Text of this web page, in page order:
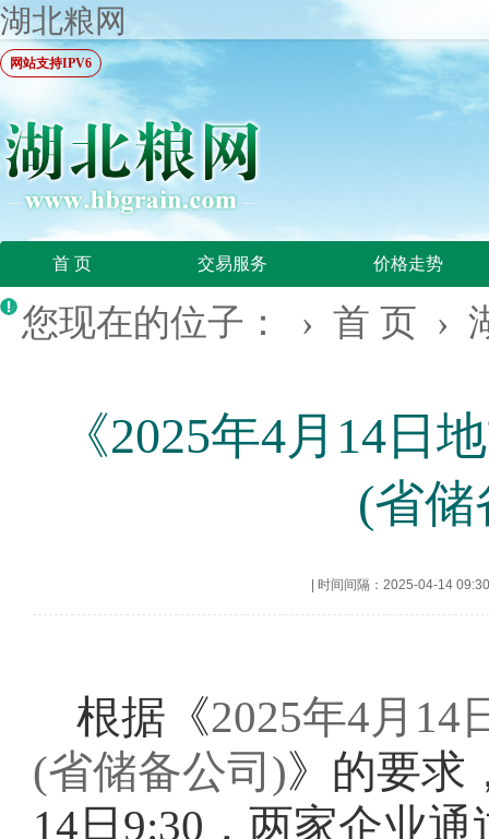
湖北粮网
网站支持IPV6
首 页 交易服务 价格走势
您现在的位子： › 首 页 ›
《2025年4月14日
(省
时间间隔：2025-04-14 09:30
根据《2025年4月14
(省储备公司)》的要求
14 日 9:30，两家企业